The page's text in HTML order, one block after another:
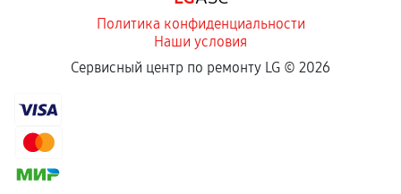
Политика конфиденциальности
Наши условия
Сервисный центр по ремонту LG © 2026